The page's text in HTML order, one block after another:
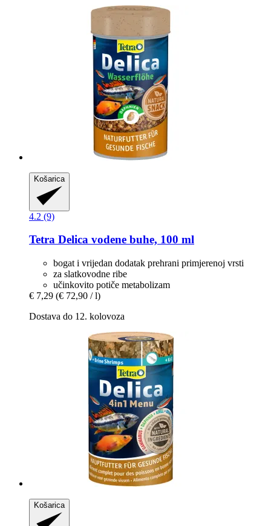
Košarica
4.2 (9)
Tetra Delica vodene buhe, 100 ml
bogat i vrijedan dodatak prehrani primjerenoj vrsti
za slatkovodne ribe
učinkovito potiče metabolizam
€ 7,29 (€ 72,90 / l)
Dostava do 12. kolovoza
Košarica